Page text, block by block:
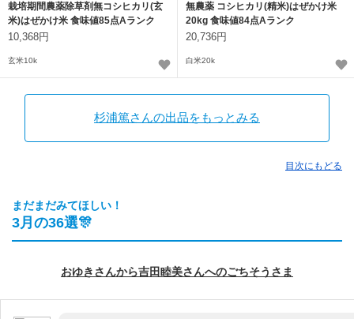
栽培期間農薬除草剤無コシヒカリ(玄
米)はぜかけ米 食味値85点Aランク
10,368円
玄米10k
無農薬 コシヒカリ(精米)はぜかけ米
20kg 食味値84点Aランク
20,736円
白米20k
杉浦篤さんの出品をもっとみる
目次にもどる
まだまだみてほしい！
3月の36選🎊
おゆきさんから吉田睦美さんへのごちそうさま